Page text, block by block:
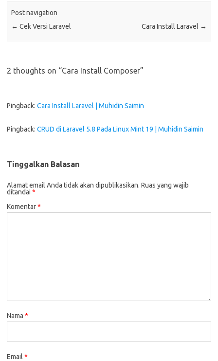
o o
Post navigation
← Cek Versi Laravel Cara Install Laravel →
2 thoughts on “Cara Install Composer”
Pingback: Cara Install Laravel | Muhidin Saimin
Pingback: CRUD di Laravel 5.8 Pada Linux Mint 19 | Muhidin Saimin
Tinggalkan Balasan
Alamat email Anda tidak akan dipublikasikan. Ruas yang wajib
ditandai *
Komentar*
Nama *
Email *